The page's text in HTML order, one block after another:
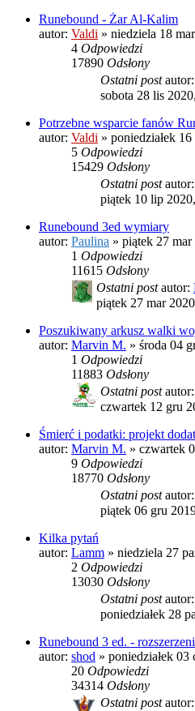
Runebound - Żar Al-Kalim
autor: Valdi » niedziela 18
4 Odpowiedzi
17890 Odsłony
Ostatni postautor:
sobota 28 lis
Potrzebne wsparcie fanów
autor: Valdi » poniedziałek
5 Odpowiedzi
15429 Odsłony
Ostatni postautor:
piątek 10 lip
Runebound 3ed wymiary
autor: Paulina » piątek 27
1 Odpowiedzi
11615 Odsłony
Ostatni postautor:
piątek 27 mar
Poszukiwany arkusz walki
autor: Marvin M. » środa 04
1 Odpowiedzi
11883 Odsłony
Ostatni postautor:
czwartek 12 gru
Śmierć i podatki: projekt
autor: Marvin M. » czwartek
9 Odpowiedzi
18770 Odsłony
Ostatni postautor:
piątek 06 gru
Kilka pytań
autor: Lamm » niedziela 27
2 Odpowiedzi
13030 Odsłony
Ostatni postautor:
poniedziałek 28
Runebound 3 ed. -
autor: shod » poniedziałek 03
20 Odpowiedzi
34314 Odsłony
Ostatni postautor: